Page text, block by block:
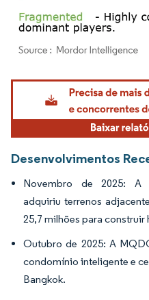
Imagem © Mordor Intelligence. O
Desenvolvimentos
Novembro de 2025: A
adquiriu terrenos
25,7 milhões para
Outubro de 2025: A
condomínio inteligente e
Bangkok.